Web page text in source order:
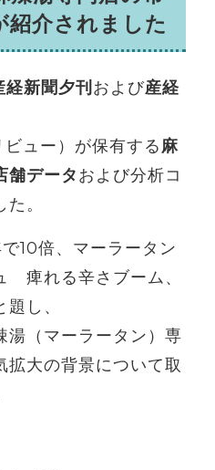
紹介されました
経新聞夕刊 および産経
ュー）が保有する麻
舗データおよび分析コ
。
10倍、マーラータン
痺れる辛さブーム、
し、
湯（マーラータン）専
拡大の背景について取